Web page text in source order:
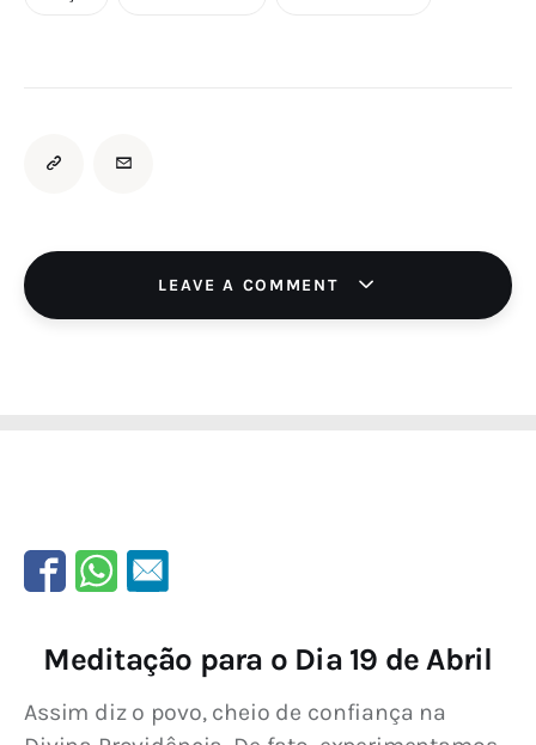
LEAVE A COMMENT
Meditação para o Dia 19 de Abril
Assim diz o povo, cheio de confiança na